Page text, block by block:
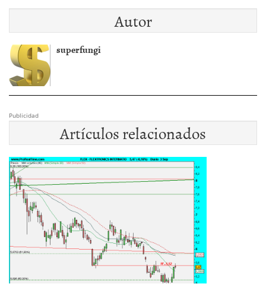
Autor
superfungi
Publicidad
Artículos relacionados